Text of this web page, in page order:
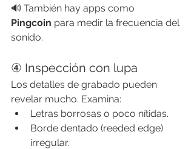
🔊 También hay apps como
Pingcoin para medir la frecuencia del
sonido.
④ Inspección con lupa
Los detalles de grabado pueden
revelar mucho. Examina:
Letras borrosas o poco nítidas.
Borde dentado (reeded edge)
irregular.